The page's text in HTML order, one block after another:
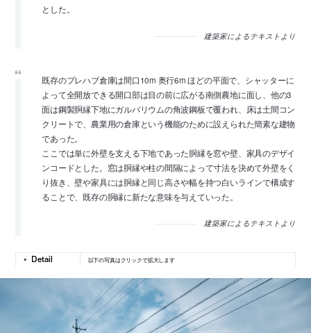
とした。
建築家によるテキストより
既存のプレハブ倉庫は間口10m 奥行6m ほどの平面で、シャッターに
よって全開放できる開口部は目の前に広がる南側農地に面し、他の3
面は鋼製胴縁下地にガルバリウムの角波鋼板で覆われ、床は土間コン
クリートで、農業用の倉庫という機能のために設えられた簡素な建物
であった。
ここでは単に外壁を支える下地であった胴縁を窓や壁、家具のデザイ
ンコードとした。窓は胴縁や柱の間隔によって寸法を決めて外壁をく
り抜き、壁や家具には胴縁と同じ高さや幅を持つ白いラインで構成す
ることで、既存の胴縁に新たな意味を与えていった。
建築家によるテキストより
以下の写真はクリックで拡大します